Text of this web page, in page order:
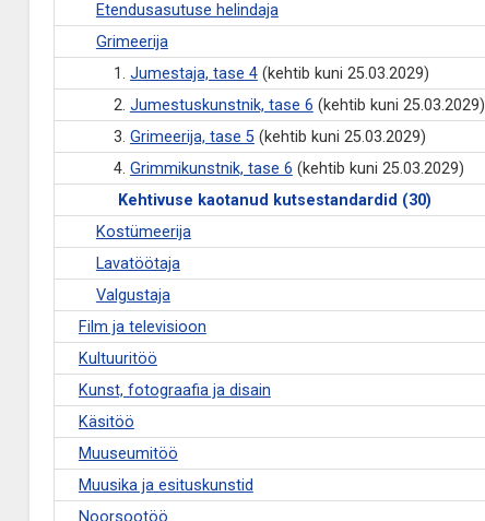
Etendusasutuse helindaja
Grimeerija
1. Jumestaja, tase 4(kehtib kuni 25.03.2029)
2. Jumestuskunstnik, tase 6 (kehtib kuni 25.03.2029)
3. Grimeerija, tase 5(kehtib kuni 25.03.2029)
4. Grimmikunstnik, tase 6 (kehtib kuni 25.03.2029)
Kehtivuse kaotanud kutsestandardid (30)
Kostümeerija
Lavatöötaja
Valgustaja
Film ja televisioon
Kultuuritöö
Kunst, fotograafia ja disain
Käsitöö
Muuseumitöö
Muusika ja esituskunstid
Noorsootöö